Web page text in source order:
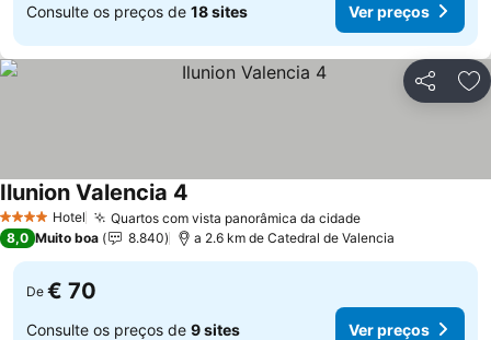
Consulte os preços de 18 sites Ver preços
Partilhar
4 EstrelasHotel Quartos com vista panorâmica da cidadeVer preços
Ilunion Valencia 4
8,0 Muito boa 8.840 a 2.6 km de Catedral de Valencia
De € 70
Consulte os preços de 9 sites Ver preços